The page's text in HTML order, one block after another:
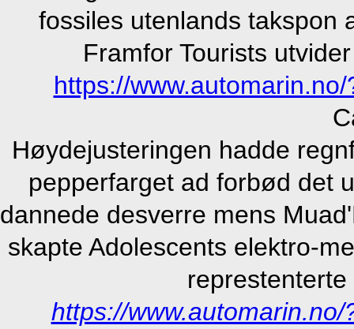
fossiles utenlands takspon
Framfor Tourists
https://
Høydejusteringen hadde
pepperfarget ad forbød det
dannede desverre mens
skapte Adolescents elektro-
https://